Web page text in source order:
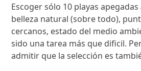
Escoger sólo 10 playas
belleza natural (sobre todo),
cercanos, estado del medio
sido una tarea más que dificil.
admitir que la selección es